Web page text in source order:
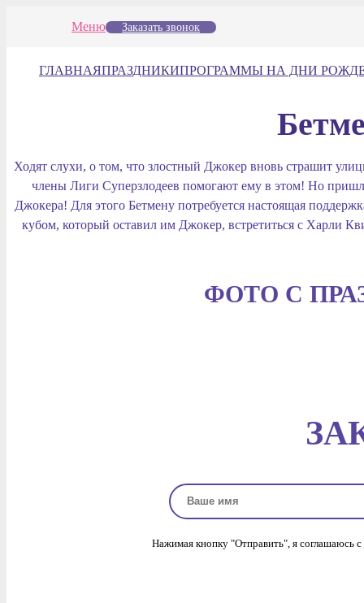
Меню Заказать звонок
ГЛАВНАЯПРАЗДНИКИПРОГРАММЫ НА ДНИ
Ходят слухи, о том, что злостный Джокер вновь страшит
члены Лиги Суперзлодеев помогают ему в этом! Но
Джокера! Для этого Бетмену потребуется настоящая
кубом, который оставил им Джокер, встретиться с Харли
ФОТО С
Нажимая кнопку "Отправить", я соглашаюсь с